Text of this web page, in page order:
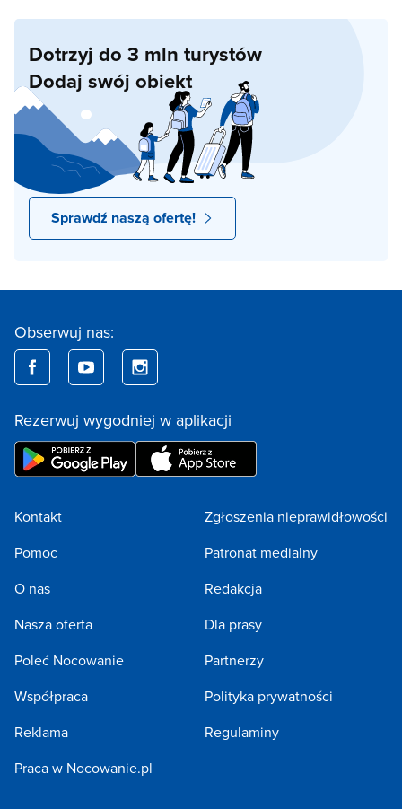
Dotrzyj do 3 mln turystów
Dodaj swój obiekt
Sprawdź naszą ofertę!
Obserwuj nas:
Rezerwuj wygodniej w aplikacji
Kontakt
Pomoc
O nas
Nasza oferta
Poleć Nocowanie
Współpraca
Reklama
Praca w Nocowanie.pl
Zgłoszenia nieprawidłowości
Patronat medialny
Redakcja
Dla prasy
Partnerzy
Polityka prywatności
Regulaminy